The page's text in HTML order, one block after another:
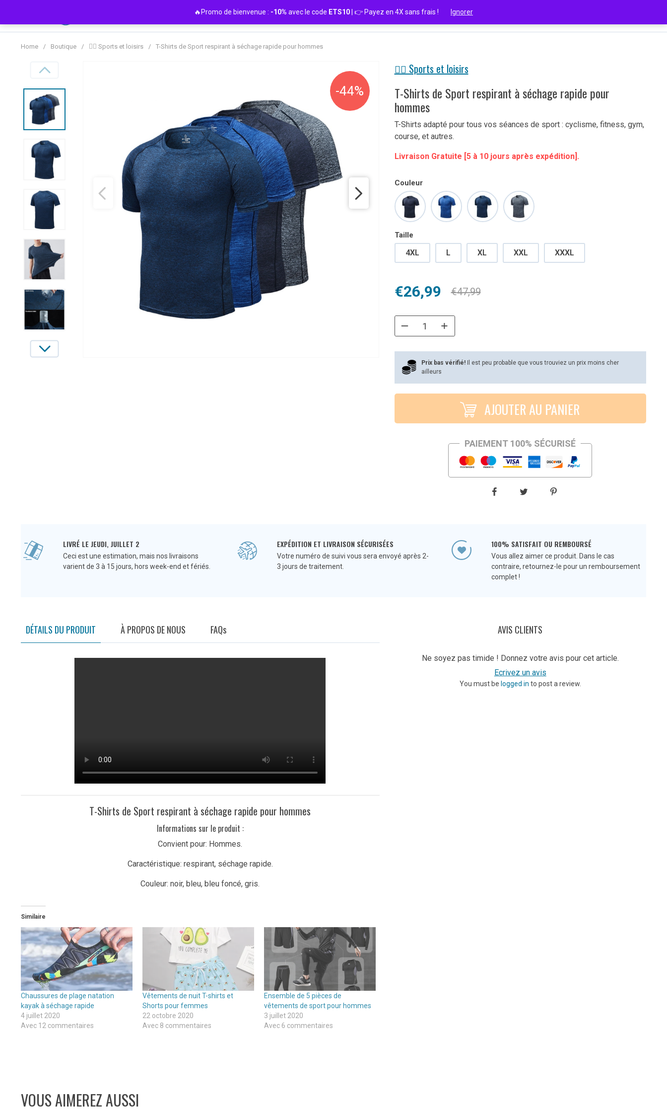
contenu
Home / Boutique / 🏋️‍♀️ Sports et loisirs / T-Shirts de Sport respirant à séchage rapide pour hommes
-44%
🏋️‍♀️ Sports et loisirs
T-Shirts de Sport respirant à séchage rapide pour
hommes
T-Shirts adapté pour tous vos séances de sport : cyclisme, fitness, gym,
course, et autres.
Livraison Gratuite [5 à 10 jours après expédition].
Couleur
Taille
4XL L XL XXL XXXL
€47,99
Le
initial
€47,99.
€26,99
Le
actuel
€26,99.Prix bas vérifié!
Il est peu probable que vous trouviez un prix moins cher
ailleurs
AJOUTER AU PANIER
PAIEMENT 100% SÉCURISÉ
LIVRÉ LE JEUDI, JUILLET 2
Ceci est une estimation, mais nos livraisons
varient de 3 à 15 jours, hors week-end et fériés.
EXPÉDITION ET LIVRAISON SÉCURISÉES
Votre numéro de suivi vous sera envoyé après 2-
3 jours de traitement.
100% SATISFAIT OU REMBOURSÉ
Vous allez aimer ce produit. Dans le cas
contraire, retournez-le pour un remboursement
complet !
DÉTAILS DU PRODUIT À PROPOS DE NOUS FAQs
T-Shirts de Sport respirant à séchage rapide pour hommes
Informations sur le produit :
Convient pour: Hommes.
Caractéristique: respirant, séchage rapide.
Couleur: noir, bleu, bleu foncé, gris.
Similaire
Chaussures de plage natation
kayak à séchage rapide
4 juillet 2020
Avec 12 commentaires
Vêtements de nuit T-shirts et
Shorts pour femmes
22 octobre 2020
Avec 8 commentaires
Ensemble de 5 pièces de
vêtements de sport pour hommes
3 juillet 2020
Avec 6 commentaires
AVIS CLIENTS
Ne soyez pas timide ! Donnez votre avis pour cet article.
Ecrivez un avis
You must be logged in to post a review.
VOUS AIMEREZ AUSSI
🔥Promo de bienvenue : -10% avec le code ETS10 | 👉 Payez en 4X sans frais ! Ignorer